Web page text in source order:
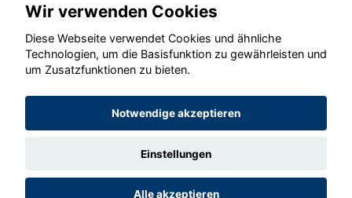
© konjunkturmotor.de GmbH 2020 - 2026
Wir verwenden Cookies
Diese Webseite verwendet Cookies und ähnliche
Technologien, um die Basisfunktion zu gewährleisten und
um Zusatzfunktionen zu bieten.
Notwendige akzeptieren
Einstellungen
Alle akzeptieren